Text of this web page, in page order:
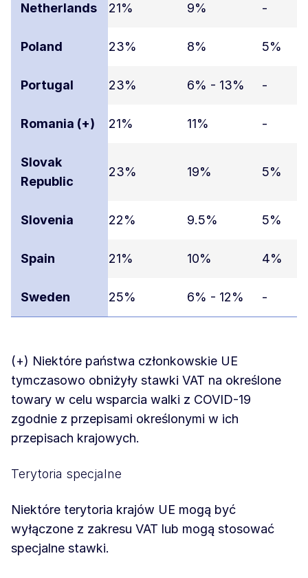
Netherlands 21% 9% -
Poland 23% 8% 5%
Portugal 23% 6% - 13% -
Romania (+) 21% 11% -
Slovak
Republic
23% 19% 5%
Slovenia 22% 9.5% 5%
Spain 21% 10% 4%
Sweden 25% 6% - 12% -
(+) Niektóre państwa członkowskie UE
tymczasowo obniżyły stawki VAT na określone
towary w celu wsparcia walki z COVID-19
zgodnie z przepisami określonymi w ich
przepisach krajowych.
Terytoria specjalne
Niektóre terytoria krajów UE mogą być
wyłączone z zakresu VAT lub mogą stosować
specjalne stawki.